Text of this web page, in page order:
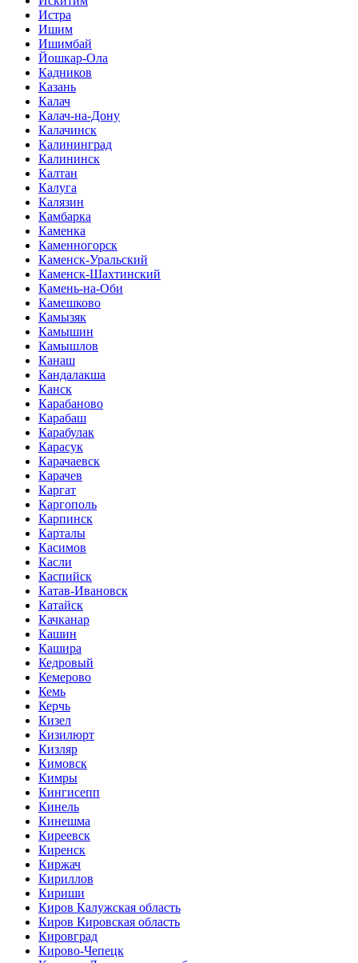
Истра
Ишим
Ишимбай
Йошкар-Ола
Кадников
Казань
Калач
Калач-на-Дону
Калачинск
Калининград
Калининск
Калтан
Калуга
Калязин
Камбарка
Каменка
Каменногорск
Каменск-Уральский
Каменск-Шахтинский
Камень-на-Оби
Камешково
Камызяк
Камышин
Камышлов
Канаш
Кандалакша
Канск
Карабаново
Карабаш
Карабулак
Карасук
Карачаевск
Карачев
Каргат
Каргополь
Карпинск
Карталы
Касимов
Касли
Каспийск
Катав-Ивановск
Катайск
Качканар
Кашин
Кашира
Кедровый
Кемерово
Кемь
Керчь
Кизел
Кизилюрт
Кизляр
Кимовск
Кимры
Кингисепп
Кинель
Кинешма
Киреевск
Киренск
Киржач
Кириллов
Кириши
Киров Калужская область
Киров Кировская область
Кировград
Кирово-Чепецк